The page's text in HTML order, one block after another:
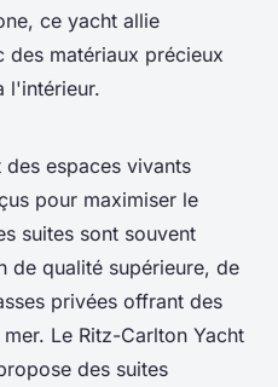
ce yacht allie
des matériaux précieux
l'intérieur.
espaces vivants
pour maximiser le
suites sont souvent
de qualité supérieure, de
privées offrant des
Le Ritz-Carlton Yacht
des suites